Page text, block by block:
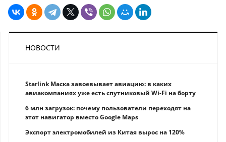
НОВОСТИ
Starlink Маска завоевывает авиацию: в каких
авиакомпаниях уже есть спутниковый Wi-Fi на борту
6 млн загрузок: почему пользователи переходят на
этот навигатор вместо Google Maps
Экспорт электромобилей из Китая вырос на 120%